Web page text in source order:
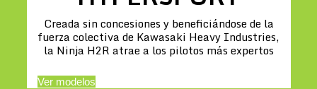
Creada sin concesiones y beneficiándose de la
fuerza colectiva de Kawasaki Heavy Industries,
la Ninja H2R atrae a los pilotos más expertos
Ver modelos